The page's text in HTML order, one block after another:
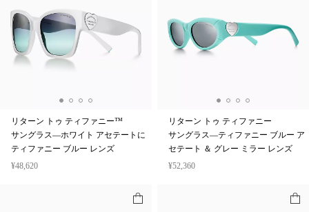
リターン トゥ ティファニー™
サングラス—ホワイト アセテートに
ティファニー ブルー レンズ
¥48,620
リターン トゥ ティファニー
サングラス—ティファニー ブルー ア
セテート ＆ グレー ミラー レンズ
¥52,360